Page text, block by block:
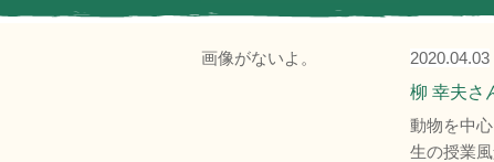
ホーム
画像がないよ。
2020.04.03
柳 幸夫さ
動物を中
生の授業